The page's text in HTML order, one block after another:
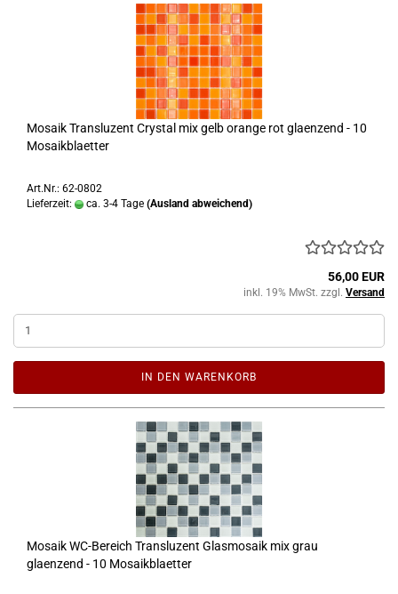
Mosaik Transluzent Crystal mix gelb orange rot glaenzend - 10
Mosaikblaetter
Art.Nr.: 62-0802
Lieferzeit:
ca. 3-4 Tage (Ausland abweichend)
56,00 EUR
inkl. 19% MwSt. zzgl. Versand
IN DEN WARENKORB
Mosaik WC-Bereich Transluzent Glasmosaik mix grau
glaenzend - 10 Mosaikblaetter